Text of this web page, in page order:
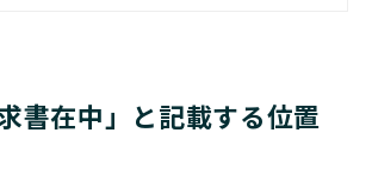
説します。
書在中」と記載する位置